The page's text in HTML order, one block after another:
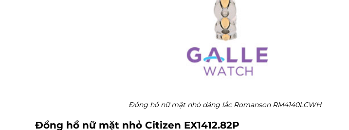
Đồng hồ nữ mặt nhỏ dáng lắc Romanson RM4140LCWH
Đồng hồ nữ mặt nhỏ Citizen EX1412.82P